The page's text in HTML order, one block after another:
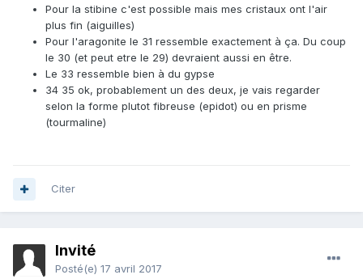
Pour la stibine c'est possible mais mes cristaux ont l'air
plus fin (aiguilles)
Pour l'aragonite le 31 ressemble exactement à ça. Du coup
le 30 (et peut etre le 29) devraient aussi en être.
Le 33 ressemble bien à du gypse
34 35 ok, probablement un des deux, je vais regarder
selon la forme plutot fibreuse (epidot) ou en prisme
(tourmaline)
Citer
Invité
Posté(e) 17 avril 2017